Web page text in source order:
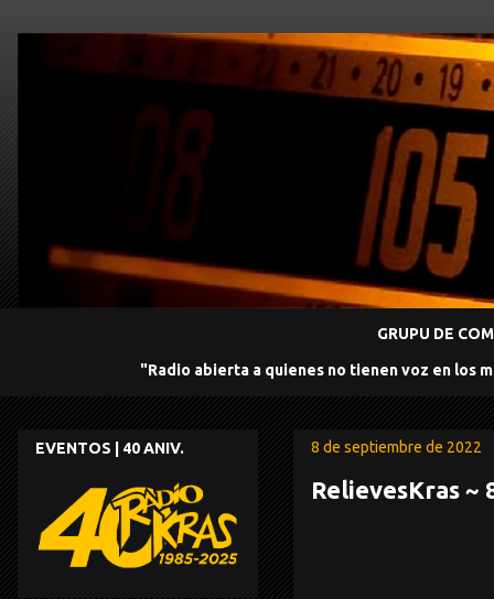
GRUPU DE
"Radio abierta a quienes no tienen voz en los
8 de septiembre de 2022
RelievesKras ~
EVENTOS | 40 ANIV.